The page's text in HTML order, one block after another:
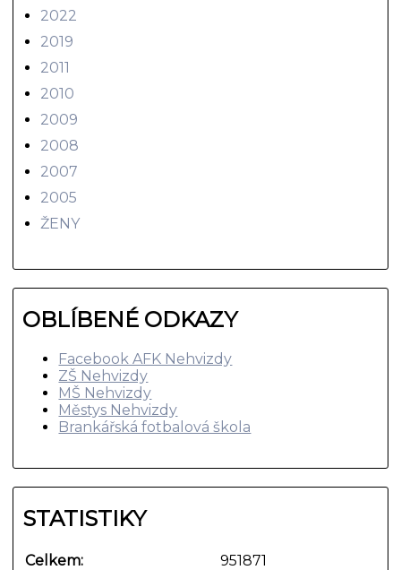
2022
2019
2011
2010
2009
2008
2007
2005
ŽENY
OBLÍBENÉ ODKAZY
Facebook AFK Nehvizdy
ZŠ Nehvizdy
MŠ Nehvizdy
Městys Nehvizdy
Brankářská fotbalová škola
STATISTIKY
Celkem:
951871